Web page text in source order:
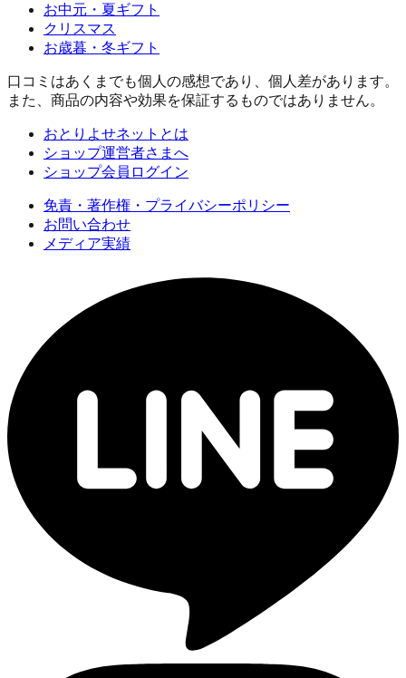
お中元・夏ギフト
クリスマス
お歳暮・冬ギフト
口コミはあくまでも個人の感想であり、個人差があります。
また、商品の内容や効果を保証するものではありません。
おとりよせネットとは
ショップ運営者さまへ
ショップ会員ログイン
免責・著作権・プライバシーポリシー
お問い合わせ
メディア実績